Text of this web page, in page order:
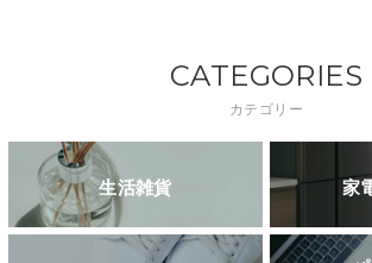
CATEGORIES
カテゴリー
生活雑貨 家